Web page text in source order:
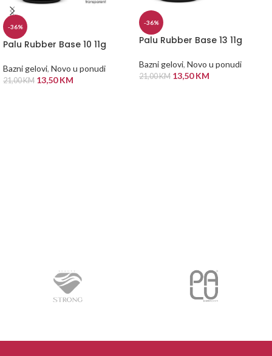
-36%
Palu Rubber Base 10 11g
Bazni gelovi, Novo u ponudi
21,00KM 13,50KM
-36%
Palu Rubber Base 13 11g
Bazni gelovi, Novo u ponudi
21,00KM 13,50KM